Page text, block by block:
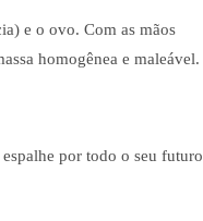
e o ovo. Com as mãos
homogênea e maleável.
por todo o seu futuro